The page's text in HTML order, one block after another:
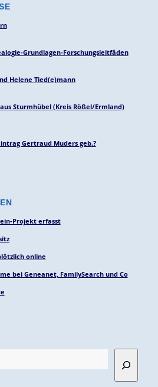
Grundlagen-Forschungsleitfäden
Helene Tied(e)mann
Sturmhübel (Kreis Rößel/Ermland)
Gertraud Muders geb.?
Projekt erfasst
online
bei Geneanet, FamilySearch und Co